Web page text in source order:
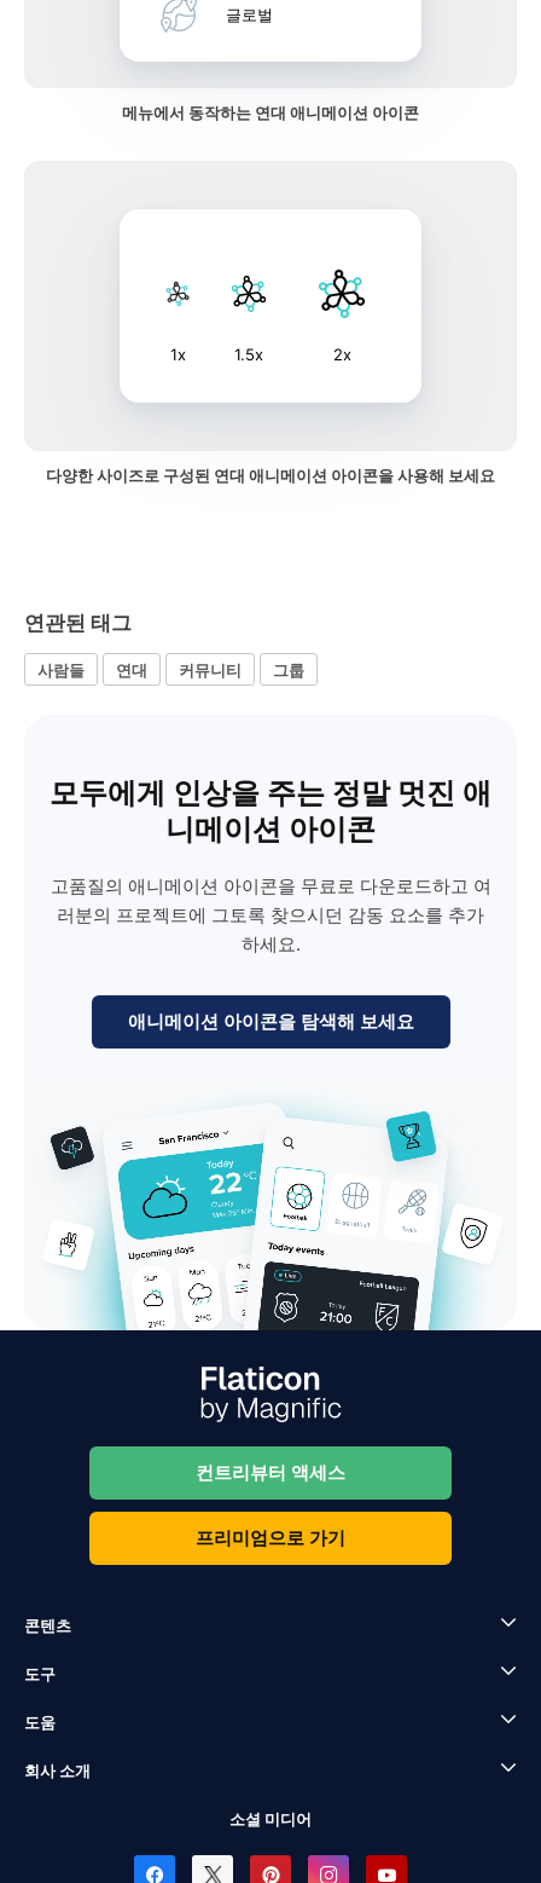
글로벌
메뉴에서 동작하는 연대 애니메이션 아이콘
1x 1.5x 2x
다양한 사이즈로 구성된 연대 애니메이션 아이콘을 사용해 보세요
연관된 태그
사람들 연대 커뮤니티 그룹
모두에게 인상을 주는 정말 멋진 애
니메이션 아이콘
고품질의 애니메이션 아이콘을 무료로 다운로드하고 여
러분의 프로젝트에 그토록 찾으시던 감동 요소를 추가
하세요.
애니메이션 아이콘을 탐색해 보세요
컨트리뷰터 액세스
프리미엄으로 가기
콘텐츠
도구
도움
회사 소개
소셜 미디어